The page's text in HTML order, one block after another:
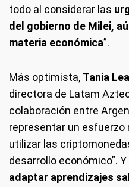
todo al considerar las
del gobierno de Milei,
materia económica”.
Más optimista, Tania Lea
directora de Latam
colaboración entre
representar un esfuerzo
utilizar las
desarrollo económico”.
adaptar aprendizajes